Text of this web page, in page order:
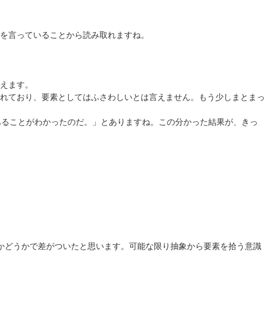
っていることから読み取れますね。
ます。
おり、要素としてはふさわしいとは言えません。もう少しまとまっ
とがわかったのだ。」とありますね。この分かった結果が、きっ
うかで差がついたと思います。可能な限り抽象から要素を拾う意識